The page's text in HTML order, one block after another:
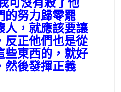
的努力歸零罷
人，就應該要讓
反正他們也是從
些東西的，就好
然後發揮正義